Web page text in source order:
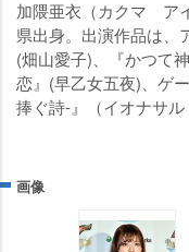
加隈亜衣（カクマ
県出身。出演作品は、
(畑山愛子)、『かつて
恋』(早乙女五夜)、ゲ
捧ぐ詩-』（イオナサル
画像